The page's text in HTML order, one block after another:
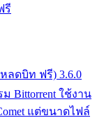
รี
ลดบิท ฟรี) 3.6.0
Bittorrent ใช้งาน
แต่ขนาดไฟล์